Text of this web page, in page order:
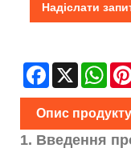
Надіслати
Facebook
X
Опис продукту
1. Введення